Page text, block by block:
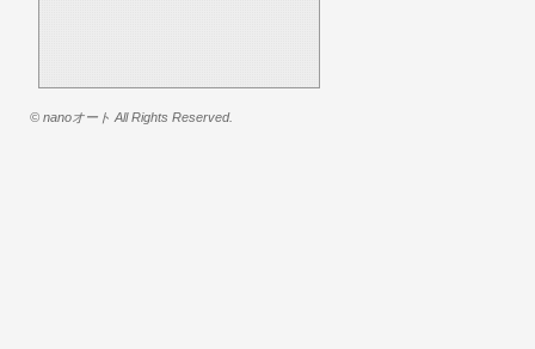
© nanoオート All Rights Reserved.